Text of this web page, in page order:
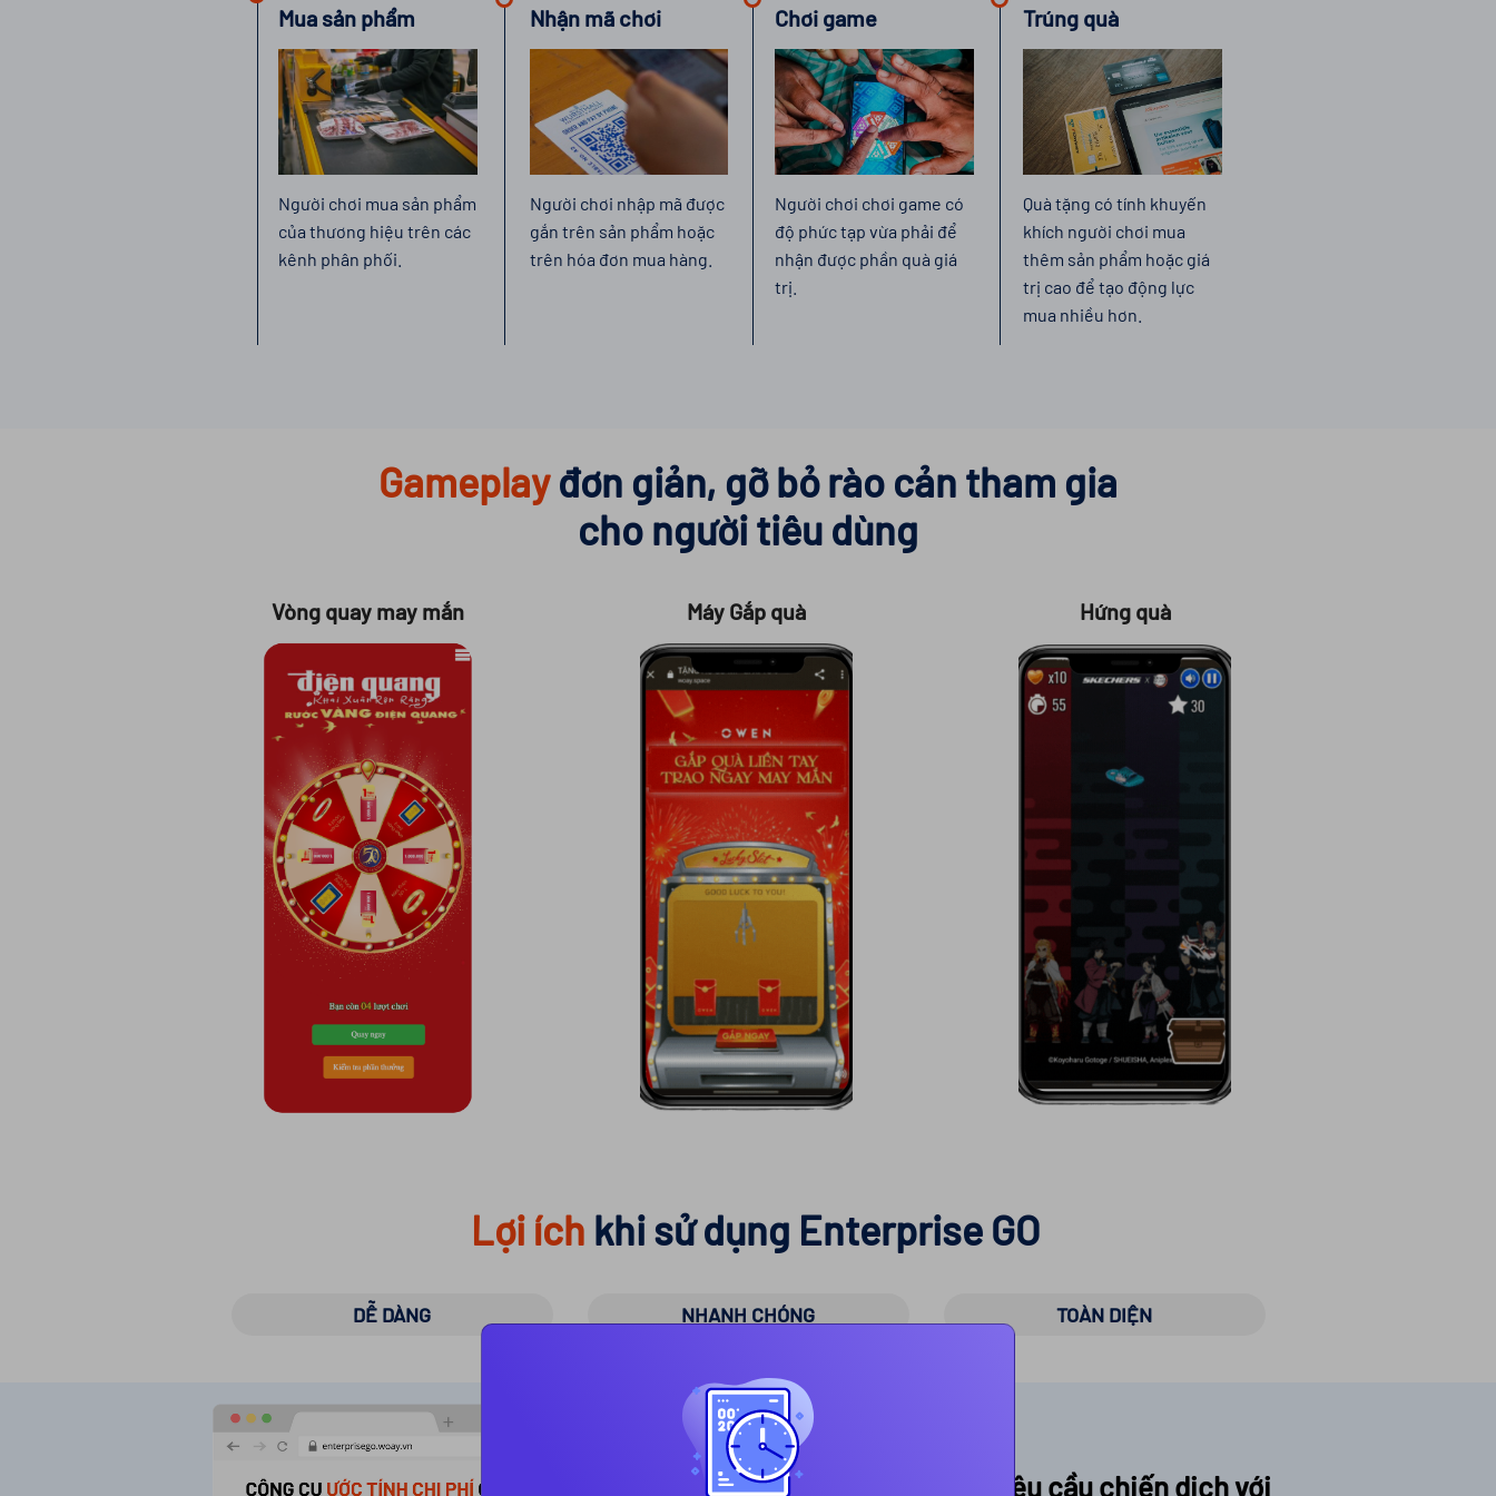
Mua sản phẩm
Người chơi mua sản phẩm
của thương hiệu trên các
kênh phân phối.
Nhận mã chơi
Người chơi nhập mã được
gắn trên sản phẩm hoặc
trên hóa đơn mua hàng.
Chơi game
Người chơi chơi game có
độ phức tạp vừa phải để
nhận được phần quà giá
trị.
Trúng quà
Quà tặng có tính khuyến
khích người chơi mua
thêm sản phẩm hoặc giá
trị cao để tạo động lực
mua nhiều hơn.
Gameplayđơn giản, gỡ bỏ rào cản tham gia
cho người tiêu dùng
Vòng quay may mắn Máy Gắp quà Hứng quà
Dễ dàng đưa ra yêu cầu chiến dịch với
Lợi ích khi sử dụng Enterprise GO
DỄ DÀNG NHANH CHÓNG TOÀN DIỆN